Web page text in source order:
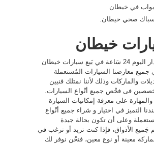
في خيطان
سباك صحي خيطان.
خيطان
نعمل على مَدار اليوم 24 سَاعة في بَيع سيارات خيطان
معارضنا السيارات المُستعملة
والماركات وذلك لأننا نمتلك فنيين
فى فحْص جميع أنْواع السيارات.
على معرفة إمكانيات السيارة
التميز في اختيار و شراء جميع أنْواع
وعلى أن تكون بحالة جيدة
جَميع الأذواق، فإذا كنت تريد أو ترغب في
معينة أو نوع معين، فنحْن نوفر لك